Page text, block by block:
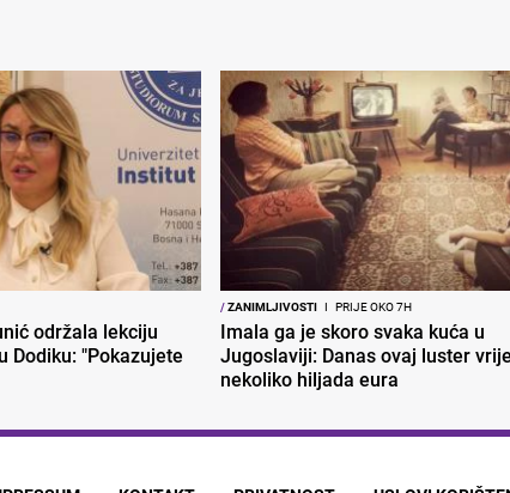
održala lekciju
Dodiku: "Pokazujete
/ZANIMLJIVOSTI I PRIJE OKO 7H
Imala ga je skoro svaka kuća u
Jugoslaviji: Danas ovaj luster
nekoliko hiljada eura